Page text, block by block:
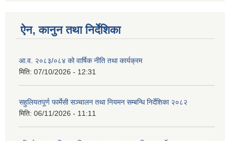
ऐन, कानुन तथा निर्देशिका
आ.व. २०८३/०८४ को वार्षिक नीति तथा कार्यक्रम
मिति: 07/10/2026 - 12:31
सहुलियतपूर्ण फार्मेसी सञ्चालन तथा नियमन सम्बन्धि निर्देशिका २०८२
मिति: 06/11/2026 - 11:11